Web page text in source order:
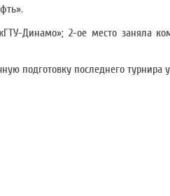
Динамо»; 2-ое место заняла
подготовку последнего турнира